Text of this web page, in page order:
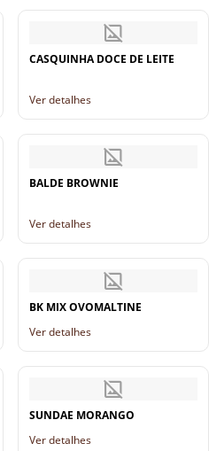
CASQUINHA DOCE DE LEITE
Ver detalhes
BALDE BROWNIE
Ver detalhes
BK MIX OVOMALTINE
Ver detalhes
SUNDAE MORANGO
Ver detalhes